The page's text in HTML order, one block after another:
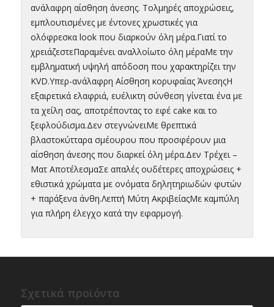
ανάλαφρη αίσθηση άνεσης. Τολμηρές αποχρώσεις,
εμπλουτισμένες με έντονες χρωστικές για
ολόφρεσκα look που διαρκούν όλη μέρα.Γιατί το
χρειάζεστεΠαραμένει αναλλοίωτο όλη μέραΜε την
εμβληματική υψηλή απόδοση που χαρακτηρίζει την
KVD.Υπερ-ανάλαφρη Αίσθηση κορυφαίας ΆνεσηςΗ
εξαιρετικά ελαφριά, ευέλικτη σύνθεση γίνεται ένα με
τα χείλη σας, αποτρέποντας το εφέ cake και το
ξεφλούδισμα.Δεν στεγνώνειΜε θρεπτικά
βλαστοκύτταρα σμέουρου που προσφέρουν μια
αίσθηση άνεσης που διαρκεί όλη μέρα.Δεν Τρέχει –
Ματ ΑποτέλεσμαΣε απαλές ουδέτερες αποχρώσεις +
εθιστικά χρώματα με ονόματα δηλητηριωδών φυτών
+ παράξενα άνθη.Λεπτή Μύτη ΑκριβείαςΜε καμπύλη
για πλήρη έλεγχο κατά την εφαρμογή.
Σχετικά προϊόντα